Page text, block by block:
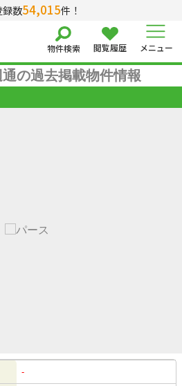
録数54,015件！
物件検索 閲覧履歴 メニュー
の過去掲載物件情報
-